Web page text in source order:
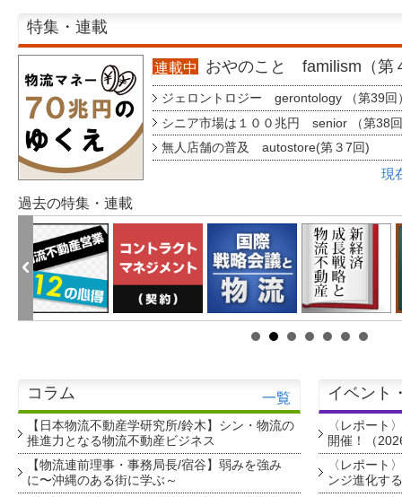
特集・連載
連載中 おやのこと familism（第
ジェロントロジー gerontology （第39回
シニア市場は１００兆円 senior （第38
無人店舗の普及 autostore(第３7回)
現
過去の特集・連載
コラム 一覧
【日本物流不動産学研究所/鈴木】シン・物流の
推進力となる物流不動産ビジネス
【物流連前理事・事務局長/宿谷】弱みを強み
に〜沖縄のある街に学ぶ～
イベント
〈レポート
開催！（
〈レポート
ンジ進化す